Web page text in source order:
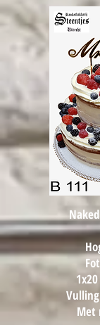
Met